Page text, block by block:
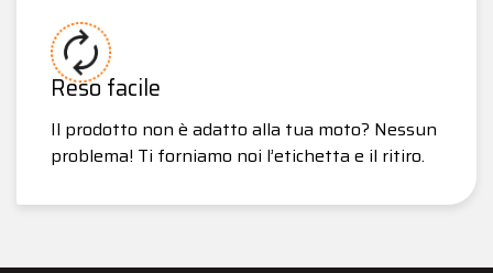
Reso facile
Il prodotto non è adatto alla tua moto? Nessun
problema! Ti forniamo noi l’etichetta e il ritiro.